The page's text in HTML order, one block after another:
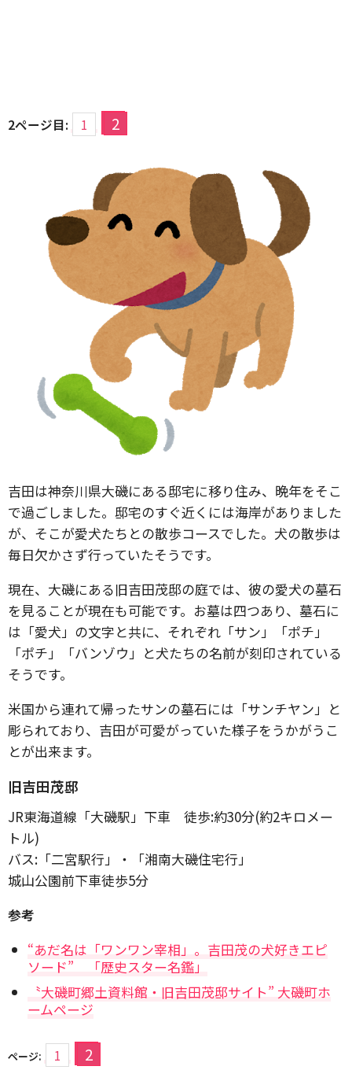
2ページ目: 1 2
吉田は神奈川県大磯にある邸宅に移り住み、晩年をそこ
で過ごしました。邸宅のすぐ近くには海岸がありました
が、そこが愛犬たちとの散歩コースでした。犬の散歩は
毎日欠かさず行っていたそうです。
現在、大磯にある旧吉田茂邸の庭では、彼の愛犬の墓石
を見ることが現在も可能です。お墓は四つあり、墓石に
は「愛犬」の文字と共に、それぞれ「サン」「ポチ」
「ポチ」「バンゾウ」と犬たちの名前が刻印されている
そうです。
米国から連れて帰ったサンの墓石には「サンチヤン」と
彫られており、吉田が可愛がっていた様子をうかがうこ
とが出来ます。
旧吉田茂邸
JR東海道線「大磯駅」下車 徒歩:約30分(約2キロメー
トル)
バス:「二宮駅行」・「湘南大磯住宅行」
城山公園前下車徒歩5分
参考
“あだ名は「ワンワン宰相」。吉田茂の犬好きエピ
ソード” 「歴史スター名鑑」
〝大磯町郷土資料館・旧吉田茂邸サイト” 大磯町ホ
ームページ
ページ: 1 2